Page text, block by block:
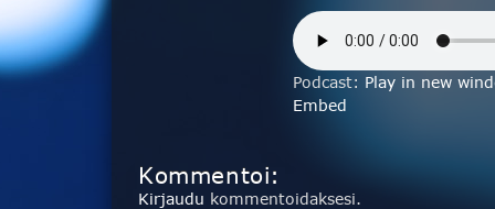
Podcast: Play in new
Embed
Kommentoi:
Kirjaudu kommentoidaksesi.